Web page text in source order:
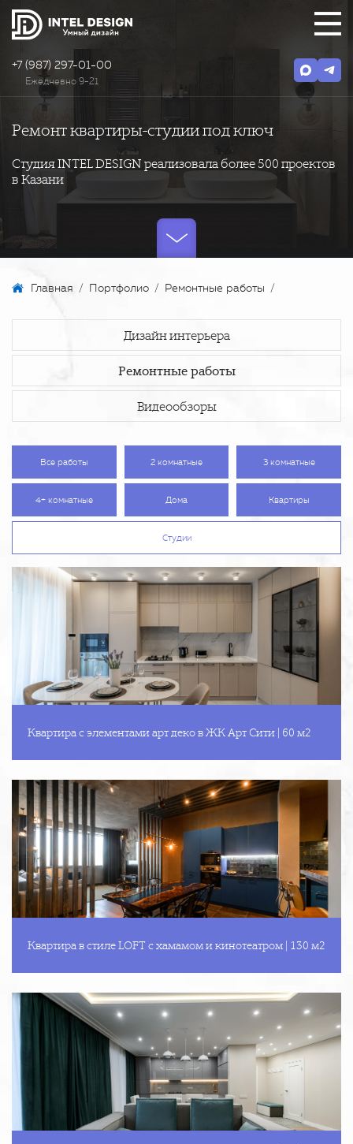
+7 (987) 297-01-00
Ежедневно 9-21
Ремонт квартиры-студии под ключ
Студия INTEL DESIGN реализовала более 500 проектов
в Казани
Главная / Портфолио / Ремонтные работы /
Дизайн интерьера
Ремонтные работы
Видеообзоры
Все работы 2 комнатные 3 комнатные
4+ комнатные Дома Квартиры
Студии
Квартира с элементами арт деко в ЖК Арт Сити | 60 м2
Квартира в стиле LOFT с хамамом и кинотеатром | 130 м2